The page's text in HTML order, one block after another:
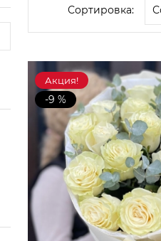
Сортировка:
Акция!
-9 %